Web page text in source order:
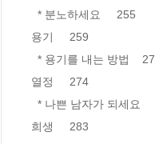
용기     259
열정     274
희생     283